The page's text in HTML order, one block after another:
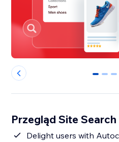
0 1 2
Przegląd Site Search
Delight users with